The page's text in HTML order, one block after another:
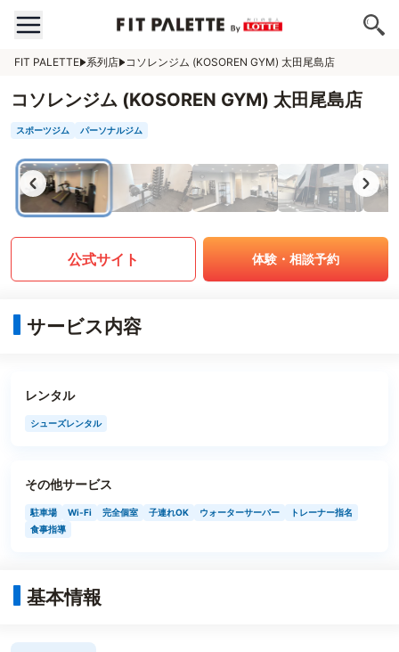
FIT PALETTE 系列店 コソレンジム (KOSOREN GYM) 太田尾島店
コソレンジム (KOSOREN GYM) 太田尾島店
スポーツジム パーソナルジム
公式サイト 体験・相談予約
サービス内容
レンタル
シューズレンタル
その他サービス
駐車場 Wi-Fi 完全個室 子連れOK ウォーターサーバー
トレーナー指名
食事指導
基本情報